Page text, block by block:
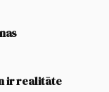
ir realitāte